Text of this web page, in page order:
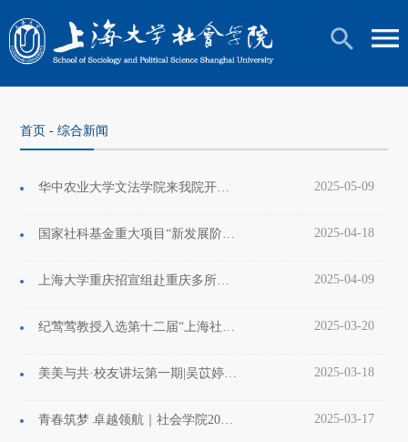
首页 -综合新闻
华中农业大学文法学院来我院开展调研宣讲活动 2025-05-09
国家社科基金重大项目“新发展阶段我国社会流动新趋势新问题与治理创新研究”开题研讨会顺利举行 2025-04-18
上海大学重庆招宣组赴重庆多所顶尖高中开展招生宣传，助力学子圆梦上大 2025-04-09
纪莺莺教授入选第十二届“上海社科新人” 2025-03-20
美美与共·校友讲坛第一期|吴苡婷：用社会学研究方法找到真实答案——我是如何探究曹操墓真相 2025-03-18
青春筑梦 卓越领航｜社会学院2025年学生荣誉奖学金颁奖典礼举行 2025-03-17